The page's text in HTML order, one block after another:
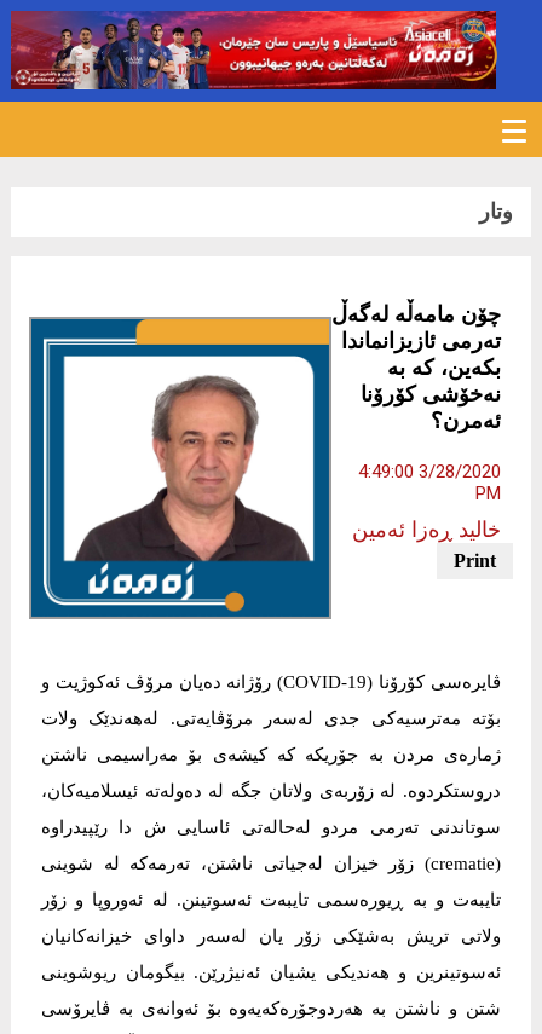
وتار
چۆن مامەڵە لەگەڵ
تەرمی ئازیزانماندا
بکەین، کە بە
نەخۆشی کۆرۆنا
ئەمرن؟
3/28/2020 4:49:00
PM
خالید ڕەزا ئەمین
ڤایرەسی کۆرۆنا (COVID-19) رۆژانە دەیان مرۆڤ ئەکوژیت و
بۆتە مەترسیەکی جدی لەسەر مرۆڤایەتی. لەهەندێک ولات
ژمارەی مردن بە جۆریکە کە کیشەی بۆ مەراسیمی ناشتن
دروستکردوە. لە زۆربەی ولاتان جگە لە دەولەتە ئیسلامیەکان،
سوتاندنی تەرمی مردو لەحالەتی ئاسایی ش دا رێپیدراوە
(crematie) زۆر خیزان لەجیاتی ناشتن، تەرمەکە لە شوینی
تایبەت و بە ڕیورەسمی تایبەت ئەسوتینن. لە ئەوروپا و زۆر
ولاتی تریش بەشێکی زۆر یان لەسەر داوای خیزانەکانیان
ئەسوتینرین و هەندیکی یشیان ئەنیژرێن. بیگومان ریوشوینی
شتن و ناشتن بە هەردوجۆرەکەیەوە بۆ ئەوانەی بە ڤایرۆسی